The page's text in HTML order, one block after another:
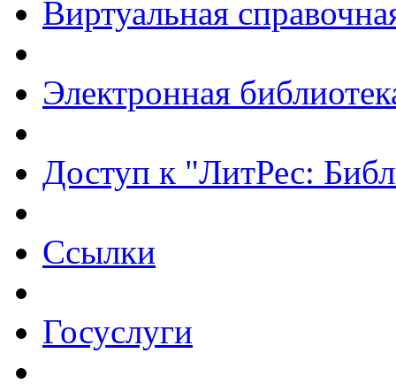
Виртуальная
Электронная
Доступ к "ЛитРес:
Ссылки
Госуслуги